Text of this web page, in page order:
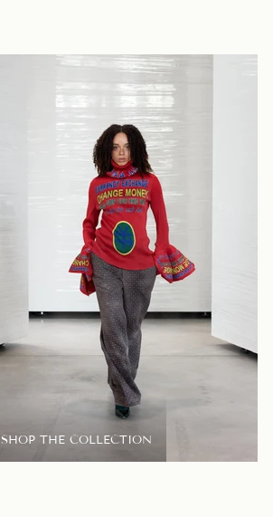
SHOP THE COLLECTION